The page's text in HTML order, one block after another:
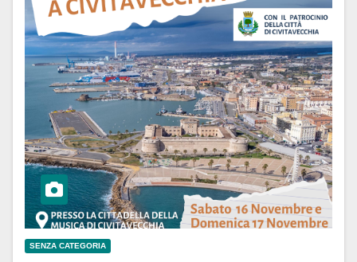
SENZA CATEGORIA